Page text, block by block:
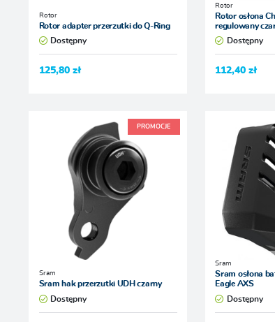
Rotor
Rotor adapter przerzutki do Q-Ring
Dostępny
125,80 zł
Rotor
Rotor osłona
regulowany
Dostępny
112,40 zł
PROMOCJE
Sram
Sram hak przerzutki UDH czarny
Dostępny
Sram
Sram osłona
Eagle AXS
Dostępny